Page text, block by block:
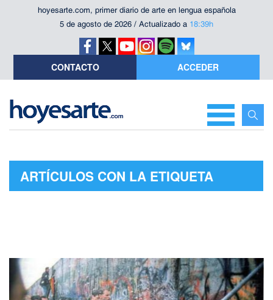
hoyesarte.com, primer diario de arte en lengua española
5 de agosto de 2026 / Actualizado a 18:39h
CONTACTO ACCEDER
ARTÍCULOS CON LA ETIQUETA